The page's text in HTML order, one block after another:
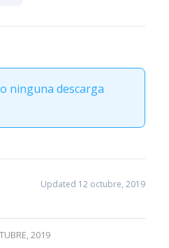
ninguna descarga
Updated 12 octubre, 2019
2019